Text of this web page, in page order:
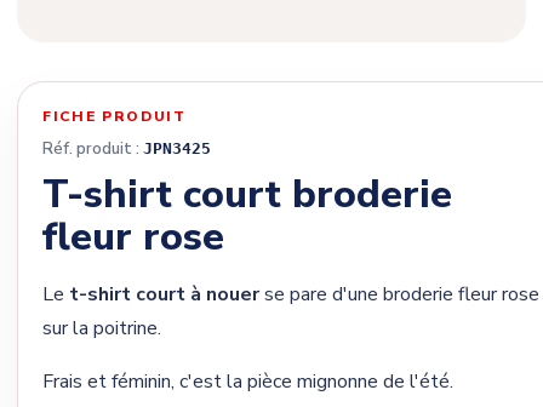
FICHE PRODUIT
Réf. produit : JPN3425
T-shirt court broderie
fleur rose
Le t-shirt court à nouerse pare d'une broderie fleur rose
sur la poitrine.
Frais et féminin, c'est la pièce mignonne de l'été.